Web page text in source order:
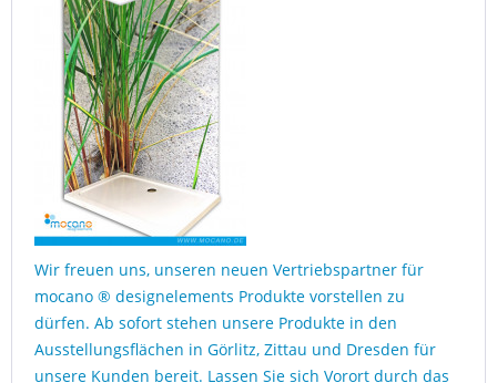
Wir freuen uns, unseren neuen Vertriebspartner für
mocano ® designelements Produkte vorstellen zu
dürfen. Ab sofort stehen unsere Produkte in den
Ausstellungsflächen in Görlitz, Zittau und Dresden für
unsere Kunden bereit. Lassen Sie sich Vorort durch das